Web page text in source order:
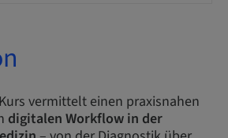
vermittelt einen praxisnahen
digitalen Workflow in der